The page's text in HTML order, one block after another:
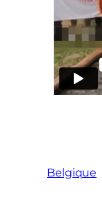
Belgique